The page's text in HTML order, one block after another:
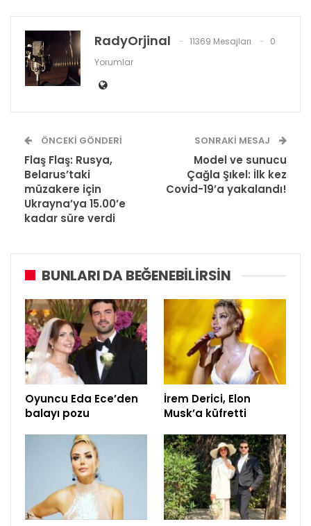
RadyOrjinal 11369 Mesajları
0
Yorumlar
ÖNCEKI GÖNDERI
Flaş Flaş: Rusya,
Belarus’taki
müzakere için
Ukrayna’ya 15.00’e
kadar süre verdi
SONRAKI MESAJ
Model ve sunucu
Çağla Şıkel: İlk kez
Covid-19’a yakalandı!
BUNLARI DA BEĞENEBILIRSIN
Oyuncu Eda Ece’den
balayı pozu
İrem Derici, Elon
Musk’a küfretti